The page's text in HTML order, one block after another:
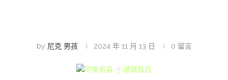
by 尼克 男孩 2024 年 11 月 13 日 0 留言